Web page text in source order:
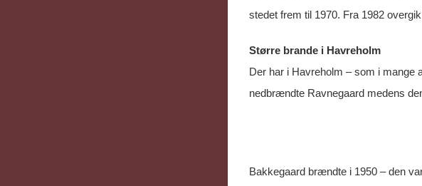
stedet frem til 1970. Fra 1982
Større brande i Havreholm
Der har i Havreholm – som i
nedbrændte Ravnegaard medens
Bakkegaard brændte i 1950 – den